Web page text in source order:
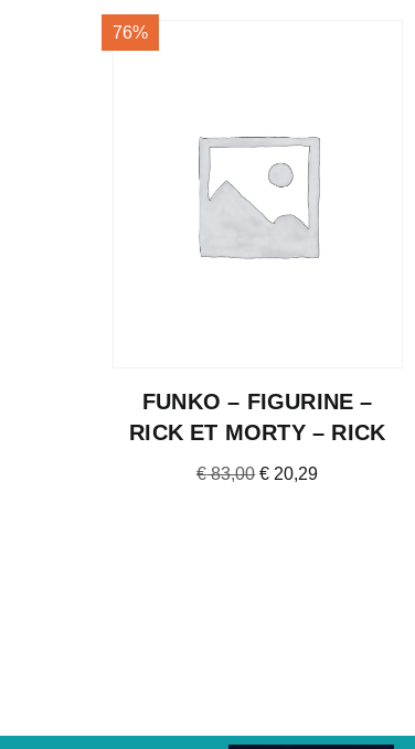
76%
FUNKO – FIGURINE –
RICK ET MORTY – RICK
€83,00 € 20,29